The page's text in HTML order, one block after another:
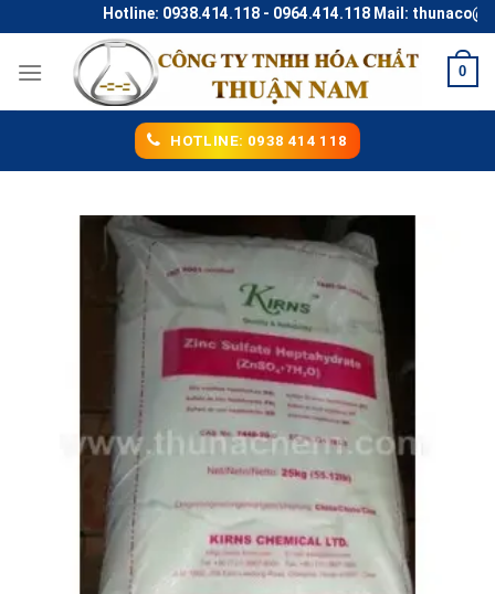
to
content
Hotline: 0938.414.118 - 0964.414.118 Mail:
0
HOTLINE: 0938 414 118